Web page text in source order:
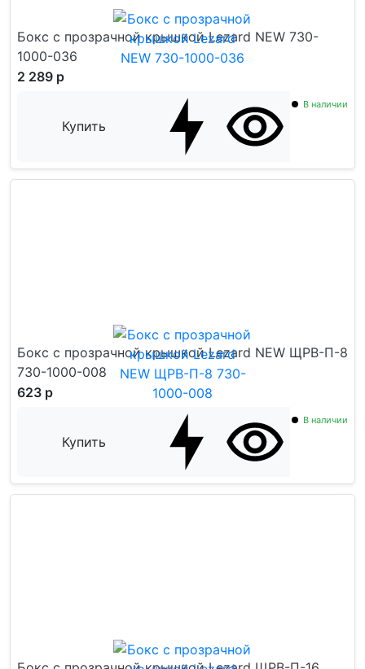
Бокс с прозрачной крышкой Lezard NEW 730-
1000-036
2 289 р
Купить
В наличии
Бокс с прозрачной крышкой Lezard NEW ЩРВ-П-8
730-1000-008
623 р
Купить
В наличии